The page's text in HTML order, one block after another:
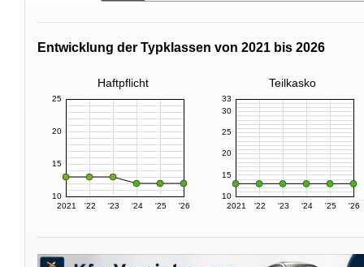
Entwicklung der Typklassen von 2021 bis 2026
Haftpflicht Teilkasko
2021 '22 '23 '24 '25 '26
10
15
20
25
2021 '22 '23 '24 '25 '26
10
15
20
25
30
33